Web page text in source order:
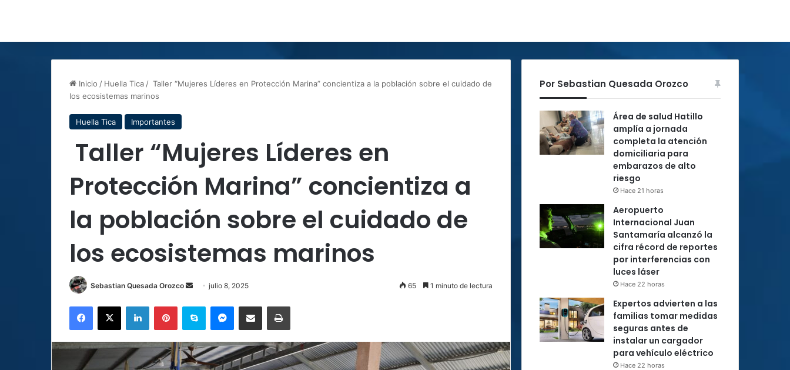
Inicio / Huella Tica / Taller “Mujeres Líderes en Protección Marina” concientiza a la población sobre el cuidado de
los ecosistemas marinos
Huella Tica Importantes
Taller “Mujeres Líderes en
Protección Marina” concientiza a
la población sobre el cuidado de
los ecosistemas marinos
Sebastian Quesada Orozco
Send
email
julio 8, 2025 65 1 minuto de lectura
Facebook
X LinkedInPinterestSkype MessengerCompartir por correo electrónicoImprimir
Por Sebastian Quesada Orozco
Área de salud Hatillo
amplía a jornada
completa la atención
domiciliaria para
embarazos de alto
riesgo
Hace 21 horas
Aeropuerto
Internacional Juan
Santamaría alcanzó la
cifra récord de reportes
por interferencias con
luces láser
Hace 22 horas
Expertos advierten a las
familias tomar medidas
seguras antes de
instalar un cargador
para vehículo eléctrico
Hace 22 horas